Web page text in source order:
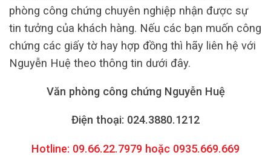
phòng công chứng chuyên nghiệp nhận được sự
tin tưởng của khách hàng. Nếu các bạn muốn công
chứng các giấy tờ hay hợp đồng thì hãy liên hệ với
Nguyễn Huệ theo thông tin dưới đây.
Văn phòng công chứng Nguyễn Huệ
Điện thoại: 024.3880.1212
Hotline: 09.66.22.7979 hoặc 0935.669.669